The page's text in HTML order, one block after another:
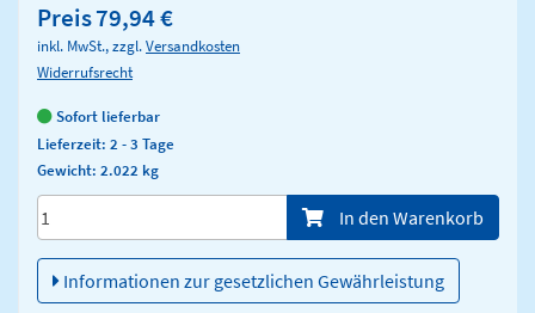
Preis79,94 €
inkl. MwSt., zzgl.Versandkosten
Widerrufsrecht
Sofort lieferbar
Lieferzeit: 2 - 3 Tage
Gewicht: 2.022 kg
Menge/Pieces In den Warenkorb
Informationen zur gesetzlichen Gewährleistung